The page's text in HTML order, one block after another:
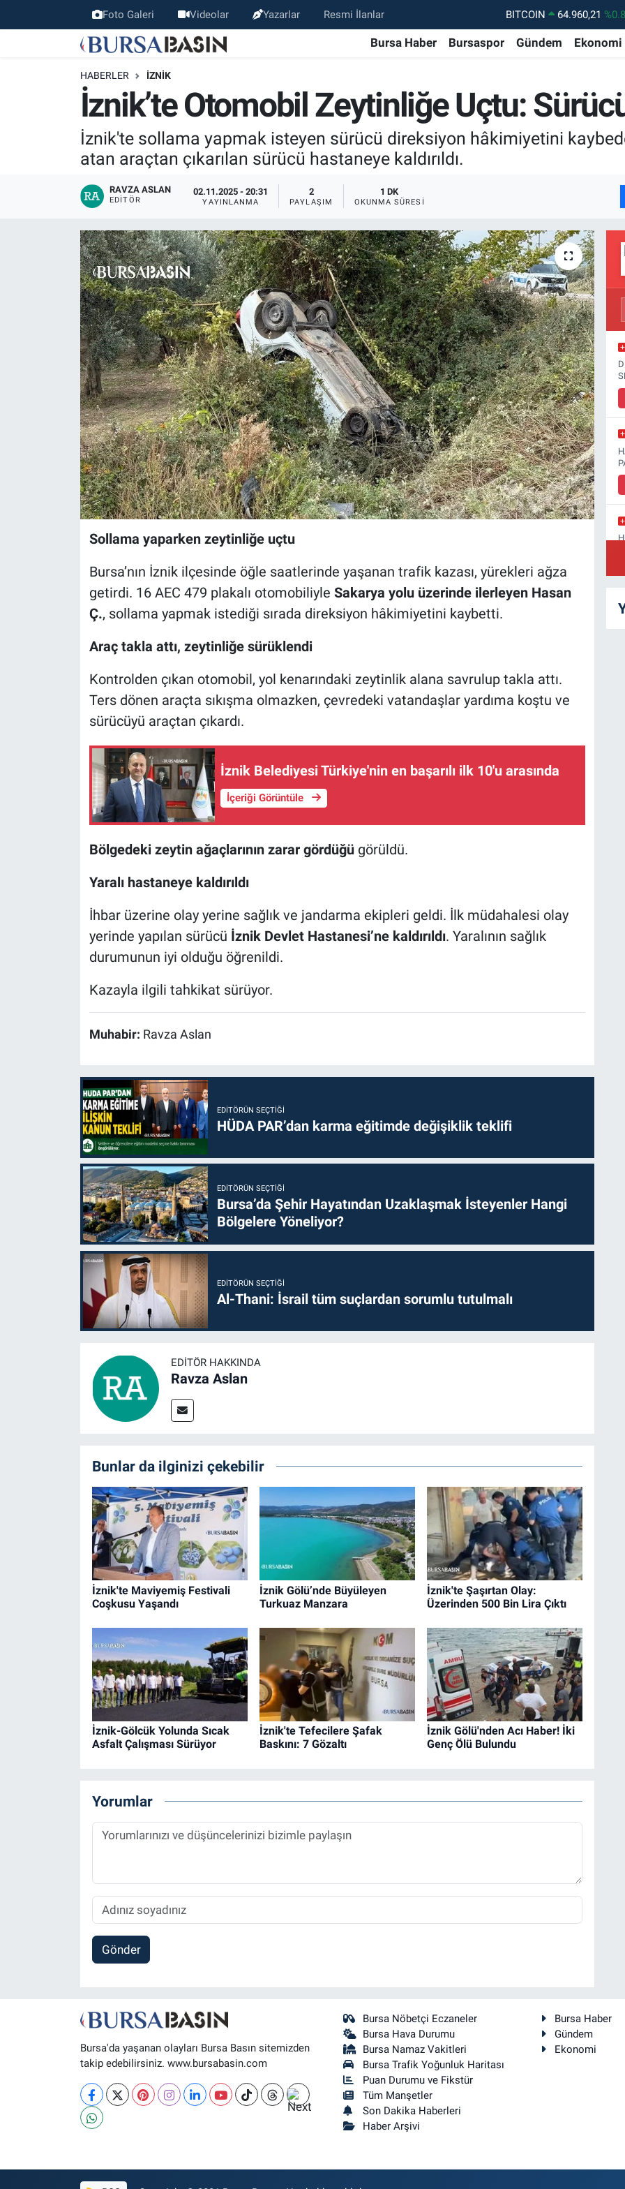
Foto Galeri Videolar Yazarlar Resmi İlanlar DOLAR 47,7436
EURO
55,2510 %0.32
GRAM ALTIN
6648.99
BİST100
13.779 %-
Bursa Haber Bursaspor Gündem Ekonomi
HABERLER İZNIK
İznik’te Otomobil Zeytinliğe Uçtu:
İznik'te sollama yapmak isteyen sürücü direksiyon hâkimiyetini
atan araçtan çıkarılan sürücü hastaneye kaldırıldı.
RAVZA ASLAN
EDITÖR
02.11.2025 - 20:31
YAYINLANMA
2
PAYLAŞIM
1 DK
OKUNMA SÜRESI
Sollama yaparken zeytinliğe uçtu
Bursa’nın İznik ilçesinde öğle saatlerinde yaşanan trafik kazası, yürekleri ağza
getirdi. 16 AEC 479 plakalı otomobiliyle Sakarya yolu üzerinde ilerleyen Hasan
Ç., sollama yapmak istediği sırada direksiyon hâkimiyetini kaybetti.
Araç takla attı, zeytinliğe sürüklendi
Kontrolden çıkan otomobil, yol kenarındaki zeytinlik alana savrulup takla attı.
Ters dönen araçta sıkışma olmazken, çevredeki vatandaşlar yardıma koştu ve
sürücüyü araçtan çıkardı.
İznik Belediyesi Türkiye'nin en başarılı ilk 10'u arasında
İçeriği Görüntüle
Bölgedeki zeytin ağaçlarının zarar gördüğügörüldü.
Yaralı hastaneye kaldırıldı
İhbar üzerine olay yerine sağlık ve jandarma ekipleri geldi. İlk müdahalesi olay
yerinde yapılan sürücü İznik Devlet Hastanesi’ne kaldırıldı. Yaralının sağlık
durumunun iyi olduğu öğrenildi.
Kazayla ilgili tahkikat sürüyor.
Muhabir: Ravza Aslan
EDITÖRÜN SEÇTIĞI
HÜDA PAR’dan karma eğitimde değişiklik teklifi
EDITÖRÜN SEÇTIĞI
Bursa’da Şehir Hayatından Uzaklaşmak İsteyenler Hangi
Bölgelere Yöneliyor?
EDITÖRÜN SEÇTIĞI
Al-Thani: İsrail tüm suçlardan sorumlu tutulmalı
EDITÖR HAKKINDA
Ravza Aslan
Bunlar da ilginizi çekebilir
İznik'te Maviyemiş Festivali
Coşkusu Yaşandı
İznik Gölü’nde Büyüleyen
Turkuaz Manzara
İznik'te Şaşırtan Olay:
Üzerinden 500 Bin Lira Çıktı
İznik-Gölcük Yolunda Sıcak
Asfalt Çalışması Sürüyor
İznik'te Tefecilere Şafak
Baskını: 7 Gözaltı
İznik Gölü'nden Acı Haber! İki
Genç Ölü Bulundu
Yorumlar
Gönder
Bursa'da yaşanan olayları Bursa Basın sitemizden
takip edebilirsiniz. www.bursabasin.com
Bursa Nöbetçi Eczaneler
Bursa Hava Durumu
Bursa Namaz Vakitleri
Bursa Trafik Yoğunluk Haritası
Puan Durumu ve Fikstür
Tüm Manşetler
Son Dakika Haberleri
Haber Arşivi
Bursa Haber
Gündem
Ekonomi
Bursa Haber
Bilim, Teknoloji
KÜLTÜR-SANAT
Bursaspor
Gündem
Ekonomi
Teknoloji
Magazin
Nöbetçi Eczaneler
Bursa Nöbetçi Eczaneler
Bursa Hava Durumu
Bursa Trafik Yoğunluk Haritası
Süper Lig Puan Durumu ve Fikstür
Tüm Manşetler
Son Dakika Haberleri
Haber Arşivi